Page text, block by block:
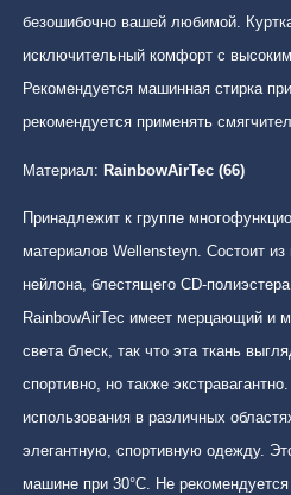
безошибочно вашей любимой.
исключительный комфорт с
Рекомендуется машинная стирка
рекомендуется применять
Материал: RainbowAirTec (66)
Принадлежит к группе
материалов Wellensteyn. Состоит из
нейлона, блестящего CD-
RainbowAirTec имеет мерцающий и
света блеск, так что эта ткань
спортивно, но также
использования в различных
элегантную, спортивную одежду.
машине при 30°С. Не